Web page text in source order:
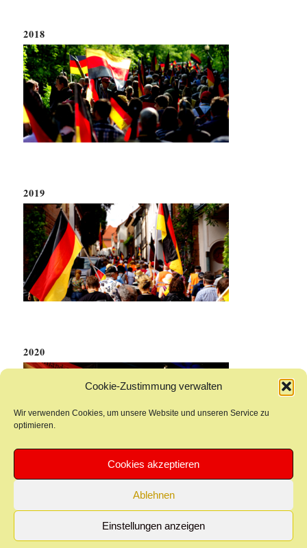
Cookie-Zustimmung verwalten
Wir verwenden Cookies, um unsere Website und unseren Service zu
optimieren.
Cookies akzeptieren
Ablehnen
Einstellungen anzeigen
2018
2019
2020
© 2021 - Neues Hambacher Fest
Datenschutzerklärung
Cookie-Richtlinie (EU) Impressum